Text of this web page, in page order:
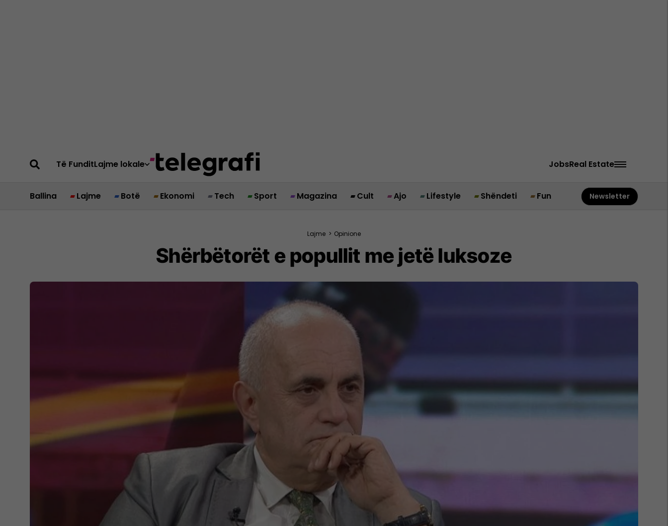
Të FunditLajme lokale JobsReal Estate
Ballina Lajme Botë Ekonomi Tech Sport Magazina Cult Ajo Lifestyle Shëndeti Fun Newsletter
Lajme > Opinione
Shërbëtorët e popullit me jetë luksoze